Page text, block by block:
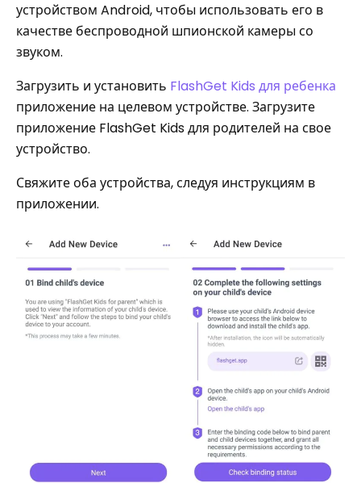
устройством Android, чтобы использовать его в
качестве беспроводной шпионской камеры со
звуком.
Загрузить и установить FlashGet Kids для ребенка
приложение на целевом устройстве. Загрузите
приложение FlashGet Kids для родителей на свое
устройство.
Свяжите оба устройства, следуя инструкциям в
приложении.